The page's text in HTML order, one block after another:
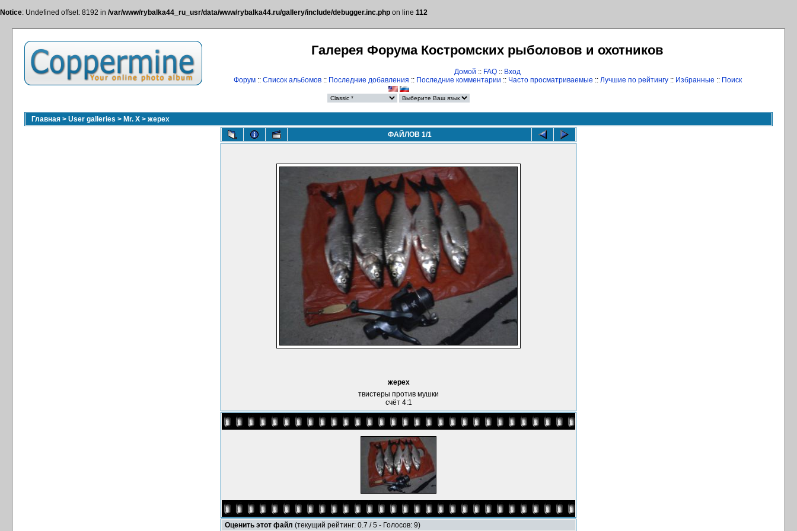
Notice: Undefined offset: 8192 in /var/www/rybalka44_ru_usr/data/www/rybalka44.ru/gallery/include/debugger.inc.php on line 112
Галерея Форума Костромских рыболовов и охотников
Домой :: FAQ :: Вход
Форум:: Список альбомов:: Последние добавления :: Последние комментарии :: Часто просматриваемые :: Лучшие по рейтингу:: Избранные :: Поиск
Главная > User galleries > Mr. X > жерех
ФАЙЛОВ 1/1
жерех
твистеры против мушки
счёт 4:1
Оценить этот файл (текущий рейтинг: 0.7 / 5 - Голосов: 9)